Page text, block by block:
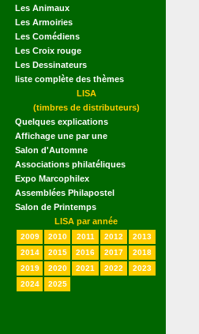
Les Animaux
Les Armoiries
Les Comédiens
Les Croix rouge
Les Dessinateurs
liste complète des thèmes
LISA
(timbres de distributeurs)
Quelques explications
Affichage une par une
Salon d'Automne
Associations philatéliques
Expo Marcophilex
Assemblées Philapostel
Salon de Printemps
LISA par année
2009 2010 2011 2012
2013
2014
2015 2016 2017
2018
2019
2020 2021 2022
2023
2024
2025